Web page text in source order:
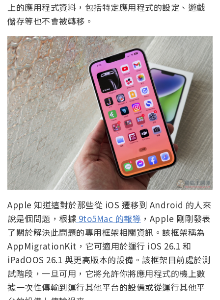
上的應用程式資料，包括特定應用程式的設定、遊戲
儲存等也不會被轉移。
Apple 知道這對於那些從 iOS 遷移到 Android 的人來
說是個問題，根據 9to5Mac 的報導 ，Apple 剛剛發表
了關於解決此問題的專用框架相關資訊。該框架稱為
AppMigrationKit，它可適用於運行 iOS 26.1 和
iPadOOS 26.1 與更高版本的設備。該框架目前處於測
試階段，一旦可用，它將允許你將應用程式的機上數
據一次性傳輸到運行其他平台的設備或從運行其他平